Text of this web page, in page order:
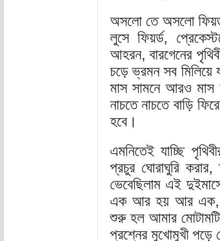
অসলো তে অসলো ফিয়র্ড
লুসে ফিয়র্ড,
আহরন, বারগেনের
চড়ে ভ্রমন সব মিলিয়ে
মাস সামনে আরও মাস
নাচতে নাচতে বাড়ি
হবে।
এমনিতেই যাচ্ছি
প্রচুর ঘোরাঘুরি
ভেবেছিলাম এই
এক আর হয় আর এক,
শুরু হল আমার
প্রশ্নের মুখোমুখী পড়ে